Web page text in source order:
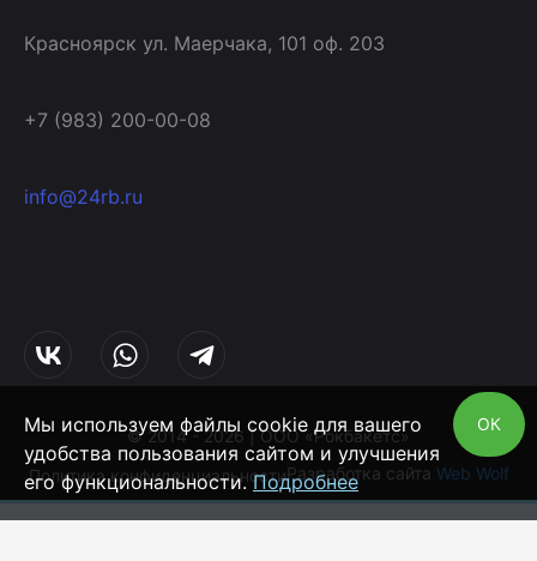
Красноярск ул. Маерчака, 101 оф. 203
+7 (983) 200-00-08
info@24rb.ru
© 2014 - 2026 | ООО «Рокбакетс»
Политика конфиденциальностиРазработка сайта Web Wolf
ОК
Мы используем файлы cookie для вашего
удобства пользования сайтом и улучшения
его функциональности.Подробнее